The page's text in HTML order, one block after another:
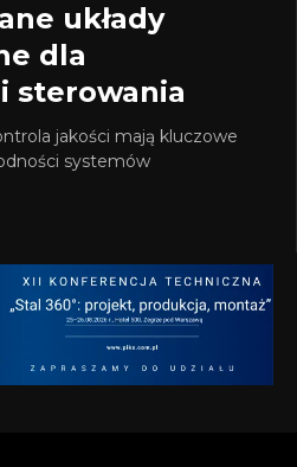
układy
dla
sterowania
jakości mają kluczowe
systemów